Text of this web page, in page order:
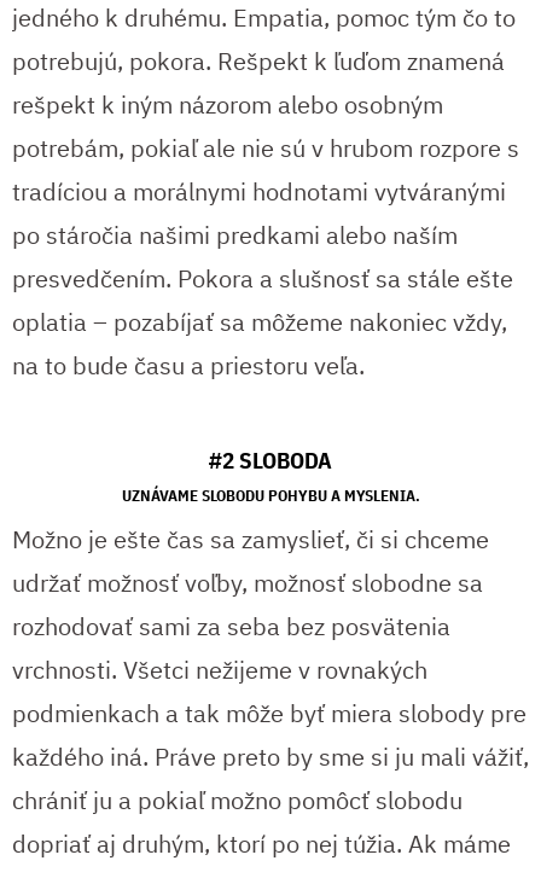
jedného k druhému. Empatia, pomoc tým čo to
potrebujú, pokora. Rešpekt k ľuďom znamená
rešpekt k iným názorom alebo osobným
potrebám, pokiaľ ale nie sú v hrubom rozpore s
tradíciou a morálnymi hodnotami vytváranými
po stáročia našimi predkami alebo naším
presvedčením. Pokora a slušnosť sa stále ešte
oplatia – pozabíjať sa môžeme nakoniec vždy,
na to bude času a priestoru veľa.
#2 SLOBODA
UZNÁVAME SLOBODU POHYBU A MYSLENIA.
Možno je ešte čas sa zamyslieť, či si chceme
udržať možnosť voľby, možnosť slobodne sa
rozhodovať sami za seba bez posvätenia
vrchnosti. Všetci nežijeme v rovnakých
podmienkach a tak môže byť miera slobody pre
každého iná. Práve preto by sme si ju mali vážiť,
chrániť ju a pokiaľ možno pomôcť slobodu
dopriať aj druhým, ktorí po nej túžia. Ak máme